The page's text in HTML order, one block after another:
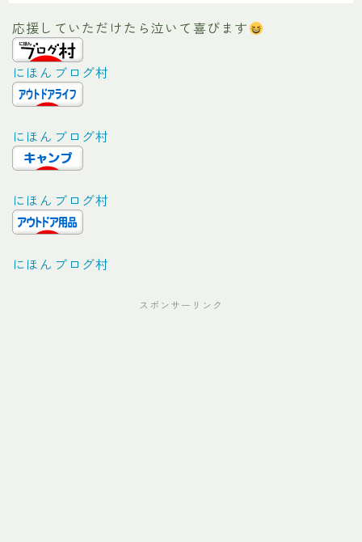
応援していただけたら泣いて喜びます
にほんブログ村
にほんブログ村
にほんブログ村
にほんブログ村
スポンサーリンク